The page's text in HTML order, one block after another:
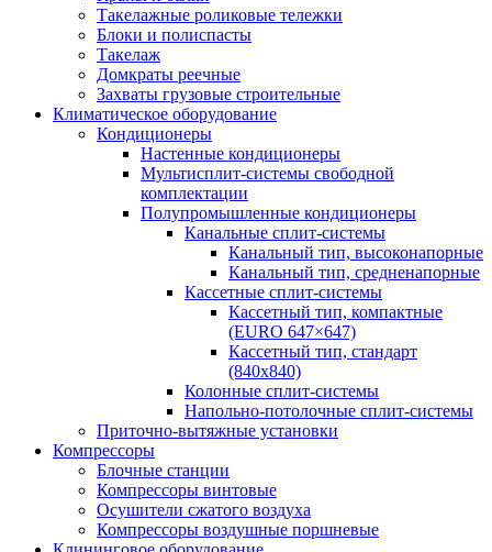
Такелажные роликовые тележки
Блоки и полиспасты
Такелаж
Домкраты реечные
Захваты грузовые строительные
Климатическое оборудование
Кондиционеры
Настенные кондиционеры
Мультисплит-системы свободной
комплектации
Полупромышленные кондиционеры
Канальные сплит-системы
Канальный тип, высоконапорные
Канальный тип, средненапорные
Кассетные сплит-системы
Кассетный тип, компактные
(EURO 647×647)
Кассетный тип, стандарт
(840х840)
Колонные сплит-системы
Напольно-потолочные сплит-системы
Приточно-вытяжные установки
Компрессоры
Блочные станции
Компрессоры винтовые
Осушители сжатого воздуха
Компрессоры воздушные поршневые